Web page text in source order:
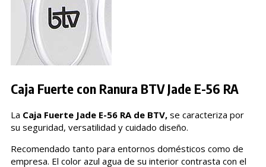
Caja Fuerte con Ranura BTV Jade E-56 RA
La Caja Fuerte Jade E-56 RA de BTV,se caracteriza por
su seguridad, versatilidad y cuidado diseño.
Recomendado tanto para entornos domésticos como de
empresa. El color azul agua de su interior contrasta con el